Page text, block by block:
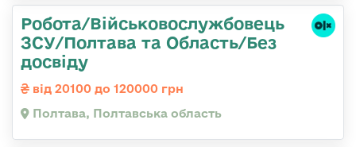
Робота/Військовослужбовець
ЗСУ/Полтава та Область/Без
досвіду
від 20100 до 120000 грн
Полтава, Полтавська область